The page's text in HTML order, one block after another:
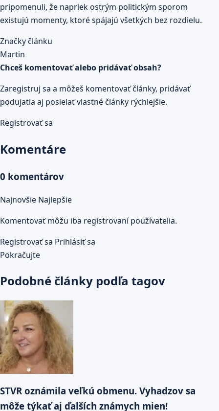
pripomenuli, že napriek ostrým politickým sporom
existujú momenty, ktoré spájajú všetkých bez rozdielu.
Značky článku
Martin
Chceš komentovať alebo pridávať obsah?
Zaregistruj sa a môžeš komentovať články, pridávať
podujatia aj posielať vlastné články rýchlejšie.
Registrovať sa
Komentáre
0 komentárov
Najnovšie Najlepšie
Komentovať môžu iba registrovaní používatelia.
Registrovať sa Prihlásiť sa
Pokračujte
Podobné články podľa tagov
STVR oznámila veľkú obmenu. Vyhadzov sa
môže týkať aj ďalších známych mien!